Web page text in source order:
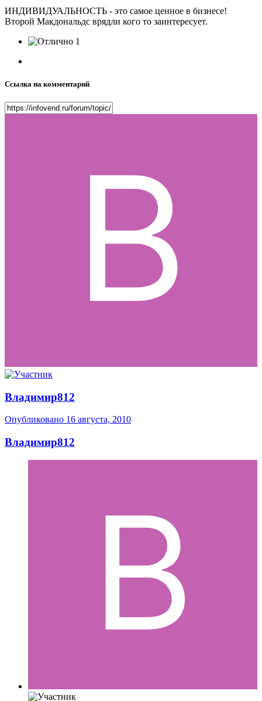
ИНДИВИДУАЛЬНОСТЬ - это самое ценное в бизнесе!
Второй Макдональдс врядли кого то заинтересует.
1
Ссылка на комментарий
Владимир812
Опубликовано 16 августа, 2010
Владимир812